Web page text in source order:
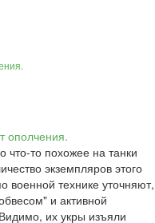
что-то похожее на танки
экземпляров этого
военной технике уточняют,
и активной
их укры изъяли